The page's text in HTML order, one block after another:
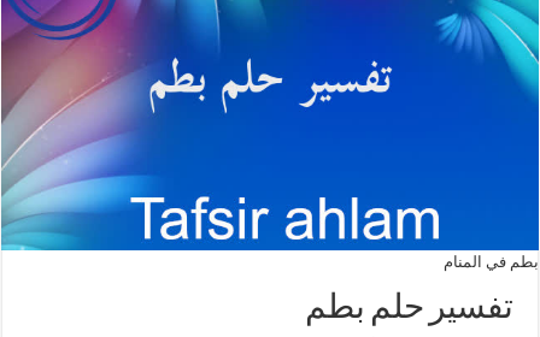
بطم في المنام
تفسير حلم بطم